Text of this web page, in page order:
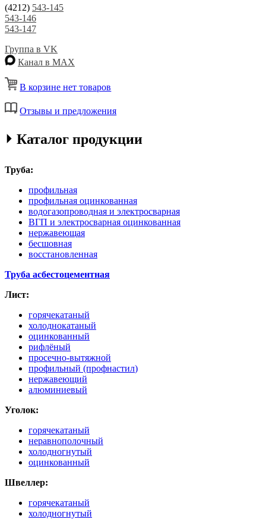
(4212) 543-145
543-146
543-147
Группа в VK
Канал в MAX
В корзине нет товаров
Отзывы и предложения
⏵ Каталог продукции
Труба:
профильная
профильная оцинкованная
водогазопроводная и электросварная
ВГП и электросварная оцинкованная
нержавеющая
бесшовная
восстановленная
Труба асбестоцементная
Лист:
горячекатаный
холоднокатаный
оцинкованный
рифлёный
просечно-вытяжной
профильный (профнастил)
нержавеющий
алюминиевый
Уголок:
горячекатаный
неравнополочный
холодногнутый
оцинкованный
Швеллер:
горячекатаный
холодногнутый